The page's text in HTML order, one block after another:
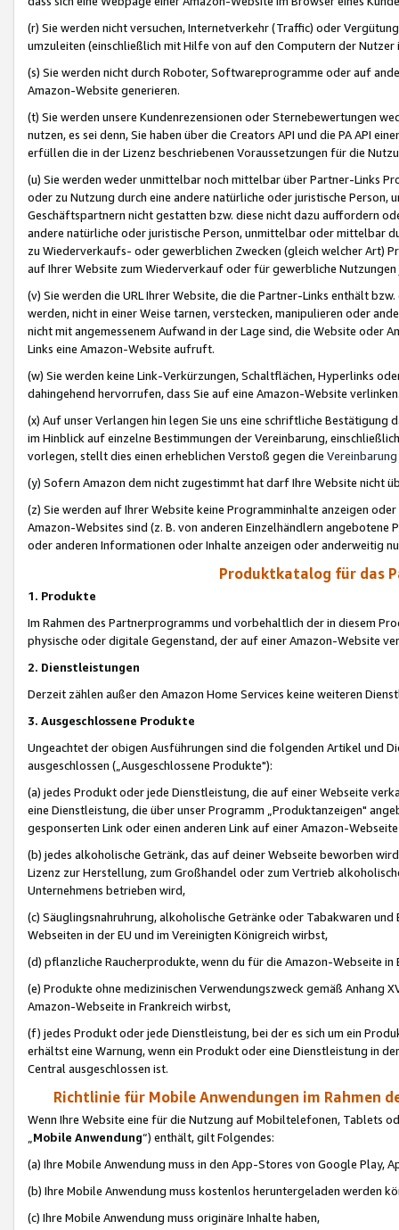
(r) Sie werden nicht versuchen, Internetverkehr (Traffic) oder
umzuleiten (einschließlich mit Hilfe von auf den Computern der
(s) Sie werden nicht durch Roboter, Softwareprogramme oder auf
Amazon-Website generieren.
(t) Sie werden unsere Kundenrezensionen oder Sternebewertungen
nutzen, es sei denn, Sie haben über die Creators API und die PA API
erfüllen die in der Lizenz beschriebenen Voraussetzungen für die
(u) Sie werden weder unmittelbar noch mittelbar über Partner-Links
oder zu Nutzung durch eine andere natürliche oder juristische
Geschäftspartnern nicht gestatten bzw. diese nicht dazu auffordern
andere natürliche oder juristische Person, unmittelbar oder mittelbar
zu Wiederverkaufs- oder gewerblichen Zwecken (gleich welcher Art)
auf Ihrer Website zum Wiederverkauf oder für gewerbliche
(v) Sie werden die URL Ihrer Website, die die Partner-Links enthält
werden, nicht in einer Weise tarnen, verstecken, manipulieren oder
nicht mit angemessenem Aufwand in der Lage sind, die Website oder
Links eine Amazon-Website aufruft.
(w) Sie werden keine Link-Verkürzungen, Schaltflächen, Hyperlinks
dahingehend hervorrufen, dass Sie auf eine Amazon-Website
(x) Auf unser Verlangen hin legen Sie uns eine schriftliche
im Hinblick auf einzelne Bestimmungen der Vereinbarung,
vorlegen, stellt dies einen erheblichen Verstoß gegen die Vereinbarung
(y) Sofern Amazon dem nicht zugestimmt hat darf Ihre Website nicht
(z) Sie werden auf Ihrer Website keine Programminhalte anzeigen
Amazon-Websites sind (z. B. von anderen Einzelhändlern
oder anderen Informationen oder Inhalte anzeigen oder anderweitig
Produktkatalog für das
1. Produkte
Im Rahmen des Partnerprogramms und vorbehaltlich der in diesem
physische oder digitale Gegenstand, der auf einer Amazon-Website
2. Dienstleistungen
Derzeit zählen außer den Amazon Home Services keine weiteren
3. Ausgeschlossene Produkte
Ungeachtet der obigen Ausführungen sind die folgenden Artikel und
ausgeschlossen („Ausgeschlossene Produkte"):
(a) jedes Produkt oder jede Dienstleistung, die auf einer Webseite
eine Dienstleistung, die über unser Programm „Produktanzeigen"
gesponserten Link oder einen anderen Link auf einer Amazon-
(b) jedes alkoholische Getränk, das auf deiner Webseite beworben
Lizenz zur Herstellung, zum Großhandel oder zum Vertrieb
Unternehmens betrieben wird,
(c) Säuglingsnahruhrung, alkoholische Getränke oder Tabakwaren
Webseiten in der EU und im Vereinigten Königreich wirbst,
(d) pflanzliche Raucherprodukte, wenn du für die Amazon-Webseite in
(e) Produkte ohne medizinischen Verwendungszweck gemäß Anhang
Amazon-Webseite in Frankreich wirbst,
(f) jedes Produkt oder jede Dienstleistung, bei der es sich um ein
erhältst eine Warnung, wenn ein Produkt oder eine Dienstleistung in
Central ausgeschlossen ist.
Richtlinie für Mobile Anwendungen im Rahmen
Wenn Ihre Website eine für die Nutzung auf Mobiltelefonen, Tablets
„Mobile Anwendung“) enthält, gilt Folgendes:
(a) Ihre Mobile Anwendung muss in den App-Stores von Google Play,
(b) Ihre Mobile Anwendung muss kostenlos heruntergeladen werden
(c) Ihre Mobile Anwendung muss originäre Inhalte haben,